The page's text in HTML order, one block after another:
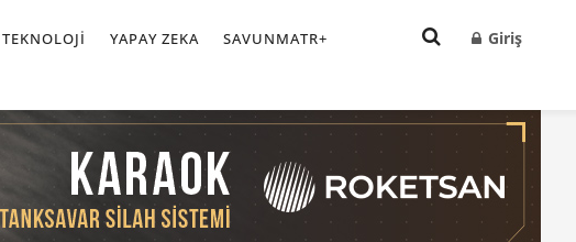
TEKNOLOJI YAPAY ZEKA SAVUNMATR+ Giriş